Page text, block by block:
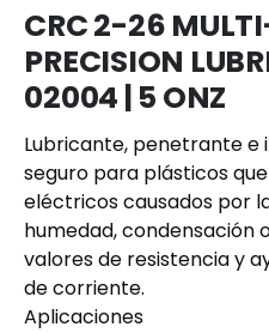
CRC 2-26
PRECISION
02004 | 5 ONZ
Lubricante, penetrante e
seguro para plásticos
eléctricos causados ​​por
humedad, condensación
valores de resistencia y
de corriente.
Aplicaciones